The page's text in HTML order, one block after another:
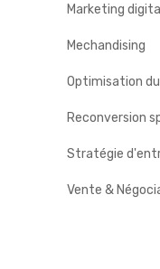
Marketing digital
Mechandising
Optimisation
Reconversion
Stratégie
Vente &